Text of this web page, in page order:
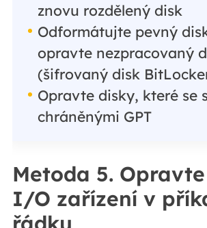
znovu rozdělený disk
Odformátujte pevný
opravte nezpracovaný
(šifrovaný disk
Opravte disky, které se
chráněnými GPT
Metoda 5.
I/O zařízení v